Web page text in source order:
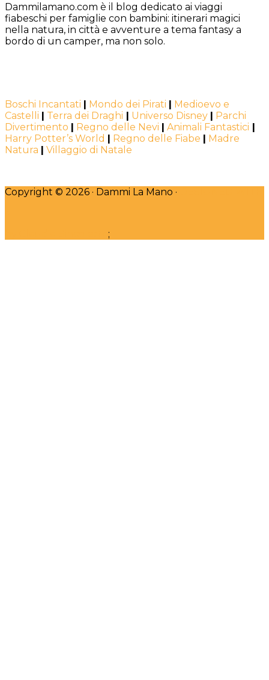
Dammilamano.com è il blog dedicato ai viaggi
fiabeschi per famiglie con bambini: itinerari magici
nella natura, in città e avventure a tema fantasy a
bordo di un camper, ma non solo.
Boschi Incantati | Mondo dei Pirati | Medioevo e
Castelli | Terra dei Draghi | Universo Disney | Parchi
Divertimento | Regno delle Nevi | Animali Fantastici |
Harry Potter’s World | Regno delle Fiabe | Madre
Natura | Villaggio di Natale
Copyright © 2026 · Dammi La Mano ·
;